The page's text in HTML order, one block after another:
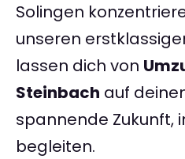
Solingen
unseren
lassen dich von
Steinbach auf
spannende Zukunft,
begleiten.